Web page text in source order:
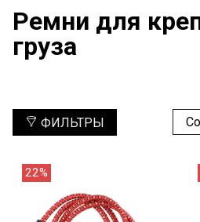
Ремни для
груза
ФИЛЬТРЫ
22%